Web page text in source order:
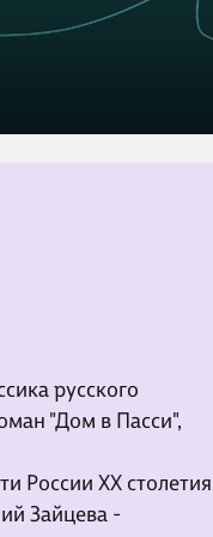
русского
"Дом в Пасси",
России ХХ столетия
Зайцева -